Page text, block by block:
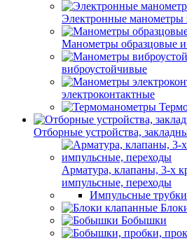
Электронные манометры
Манометры образцовые
виброустойчивые
электроконтактные
Отборные устройства,
Арматура, клапаны, 3-х
импульсные, переходы
Импульсные трубки
Бобышки